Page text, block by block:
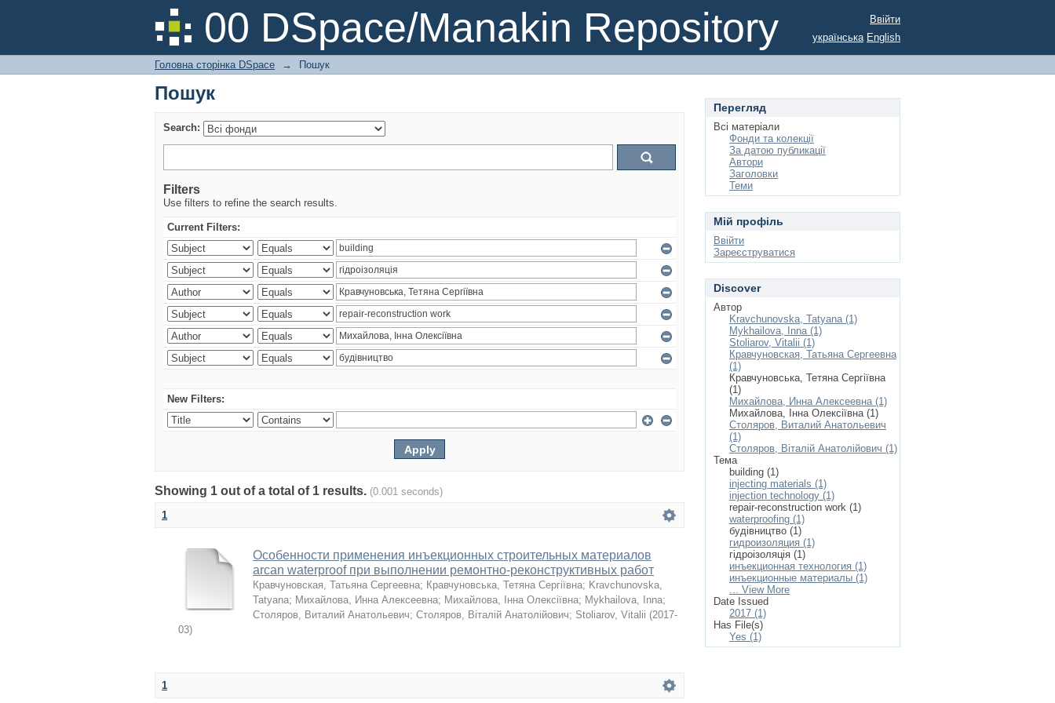
00 DSpace/Manakin Repository
Пошук
Ввійти
українська English
Головна сторінка DSpace → Пошук
Пошук
Search:
Filters
Use filters to refine the search results.
Current Filters:
New Filters:
Showing 1 out of a total of 1 results. (0.001 seconds)
1
Особенности применения инъекционных строительных материалов
arcan waterproof при выполнении ремонтно-реконструктивных работ
Кравчуновская, Татьяна Сергеевна; Кравчуновська, Тетяна Сергіївна; Kravchunovska,
Tatyana; Михайлова, Инна Алексеевна; Михайлова, Інна Олексіївна; Mykhailova, Inna;
Столяров, Виталий Анатольевич; Столяров, Віталій Анатолійович; Stoliarov, Vitalii (2017-
03)
1
Перегляд
Всі матеріали
Фонди та колекції
За датою публикації
Автори
Заголовки
Теми
Мій профіль
Ввійти
Зареєструватися
Discover
Автор
Kravchunovska, Tatyana (1)
Mykhailova, Inna (1)
Stoliarov, Vitalii (1)
Кравчуновская, Татьяна Сергеевна
(1)
Кравчуновська, Тетяна Сергіївна
(1)
Михайлова, Инна Алексеевна (1)
Михайлова, Інна Олексіївна (1)
Столяров, Виталий Анатольевич
(1)
Столяров, Віталій Анатолійович (1)
Тема
building (1)
injecting materials (1)
injection technology (1)
repair-reconstruction work (1)
waterproofing (1)
будівництво (1)
гидроизоляция (1)
гідроізоляція (1)
инъекционная технология (1)
инъекционные материалы (1)
... View More
Date Issued
2017 (1)
Has File(s)
Yes (1)